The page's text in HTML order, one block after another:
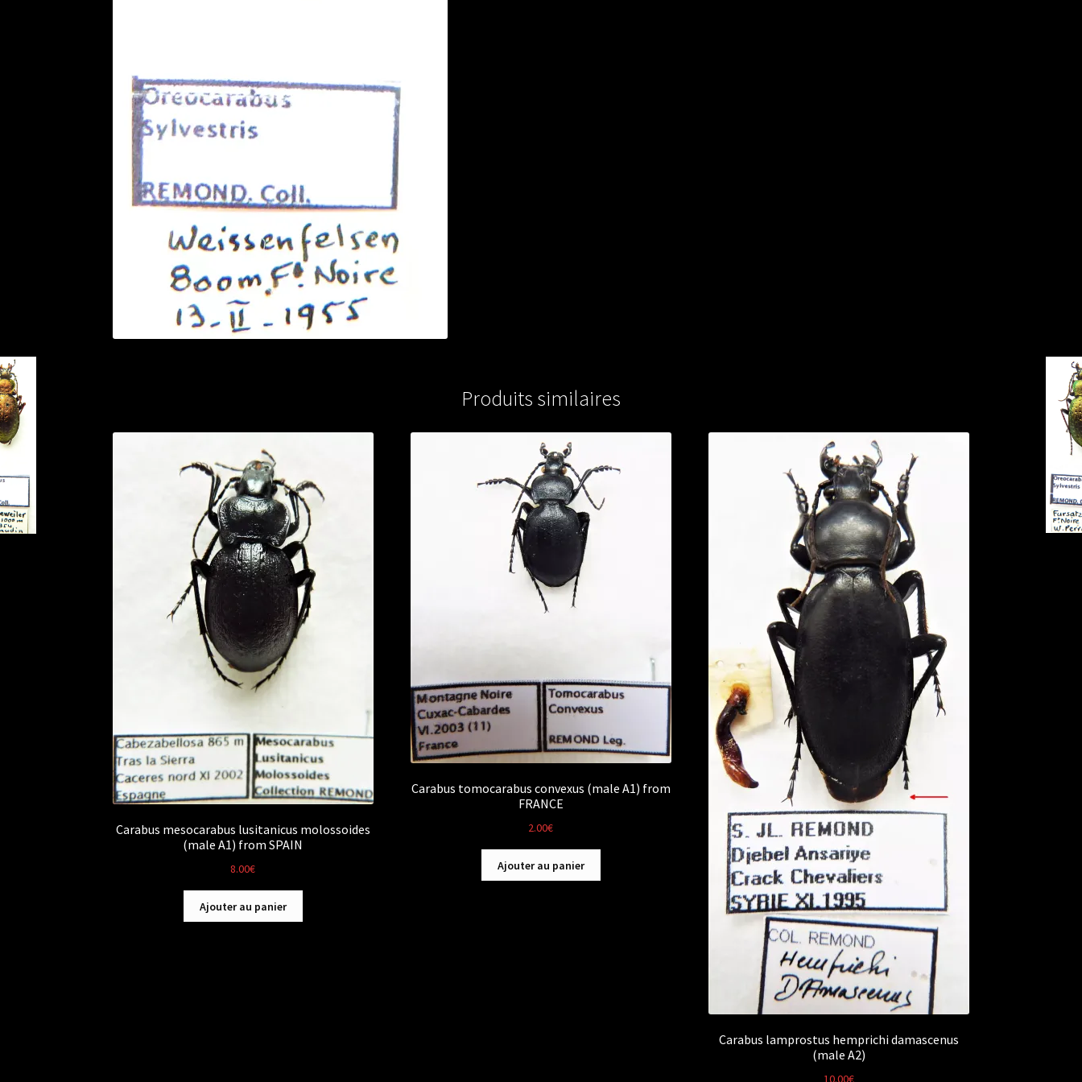
Produits similaires
Carabus mesocarabus lusitanicus molossoides
(male A1) from SPAIN
8.00€
Ajouter au panier
Carabus tomocarabus convexus (male A1) from
FRANCE
2.00€
Ajouter au panier
Carabus lamprostus hemprichi damascenus
(male A2)
10.00€